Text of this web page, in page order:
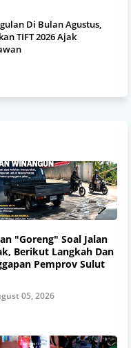
Di Bulan Agustus,
TIFT 2026 Ajak
"Goreng" Soal Jalan
Berikut Langkah Dan
Pemprov Sulut
05, 2026